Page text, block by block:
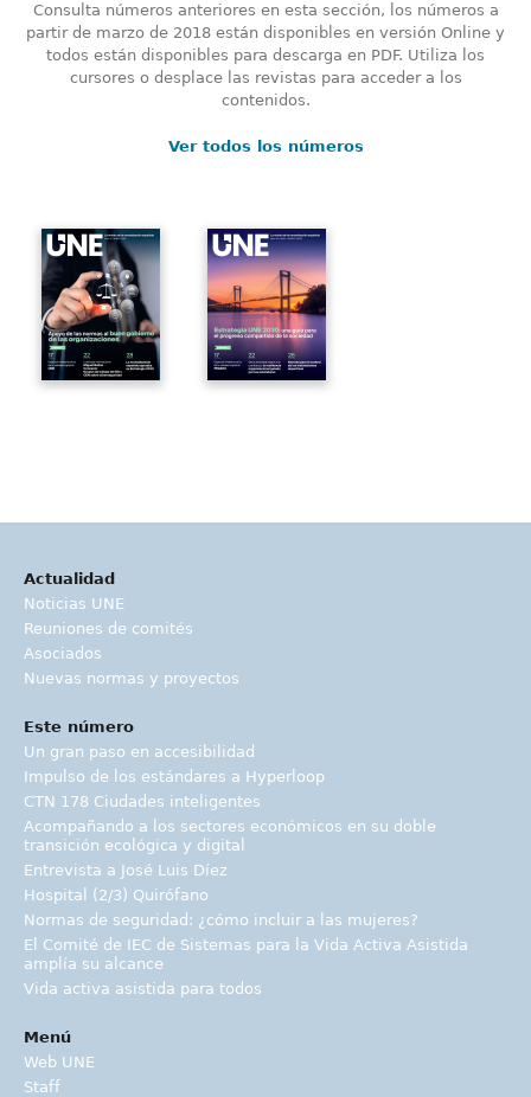
Consulta números anteriores en esta sección, los números a
partir de marzo de 2018 están disponibles en versión Online y
todos están disponibles para descarga en PDF. Utiliza los
cursores o desplace las revistas para acceder a los
contenidos.
Ver todos los números
Actualidad
Noticias UNE
Reuniones de comités
Asociados
Nuevas normas y proyectos
Este número
Un gran paso en accesibilidad
Impulso de los estándares a Hyperloop
CTN 178 Ciudades inteligentes
Acompañando a los sectores económicos en su doble
transición ecológica y digital
Entrevista a José Luis Díez
Hospital (2/3) Quirófano
Normas de seguridad: ¿cómo incluir a las mujeres?
El Comité de IEC de Sistemas para la Vida Activa Asistida
amplía su alcance
Vida activa asistida para todos
Menú
Web UNE
Staff